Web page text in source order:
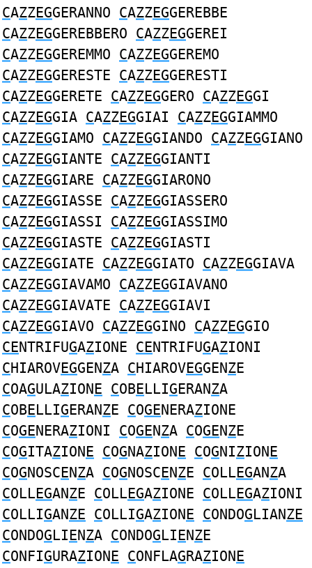
CAZZEGGERANNO CAZZEGGEREBBE
CAZZEGGEREBBERO CAZZEGGEREI
CAZZEGGEREMMO CAZZEGGEREMO
CAZZEGGERESTE CAZZEGGERESTI
CAZZEGGERETE CAZZEGGERO CAZZEGGI
CAZZEGGIA CAZZEGGIAI CAZZEGGIAMMO
CAZZEGGIAMO CAZZEGGIANDO CAZZEGGIANO
CAZZEGGIANTE CAZZEGGIANTI
CAZZEGGIARE CAZZEGGIARONO
CAZZEGGIASSE CAZZEGGIASSERO
CAZZEGGIASSI CAZZEGGIASSIMO
CAZZEGGIASTE CAZZEGGIASTI
CAZZEGGIATE CAZZEGGIATO CAZZEGGIAVA
CAZZEGGIAVAMO CAZZEGGIAVANO
CAZZEGGIAVATE CAZZEGGIAVI
CAZZEGGIAVO CAZZEGGINO CAZZEGGIO
CENTRIFUGAZIONE CENTRIFUGAZIONI
CHIAROVEGGENZA CHIAROVEGGENZE
COAGULAZIONE COBELLIGERANZA
COBELLIGERANZE COGENERAZIONE
COGENERAZIONI COGENZA COGENZE
COGITAZIONE COGNAZIONE COGNIZIONE
COGNOSCENZA COGNOSCENZE COLLEGANZA
COLLEGANZE COLLEGAZIONE COLLEGAZIONI
COLLIGANZE COLLIGAZIONE CONDOGLIANZE
CONDOGLIENZA CONDOGLIENZE
CONFIGURAZIONE CONFLAGRAZIONE